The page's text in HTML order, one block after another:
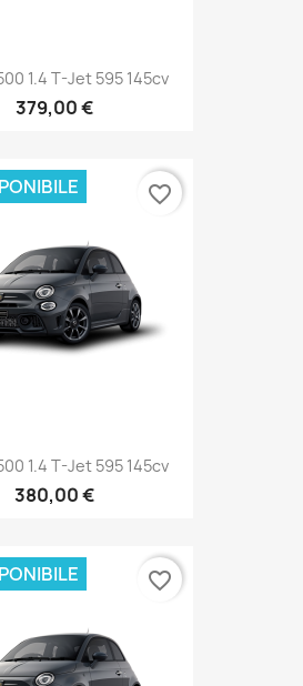
1.4 T-Jet 595 145cv
379,00 €
1.4 T-Jet 595 145cv
380,00 €
favorite_border
favorite_border